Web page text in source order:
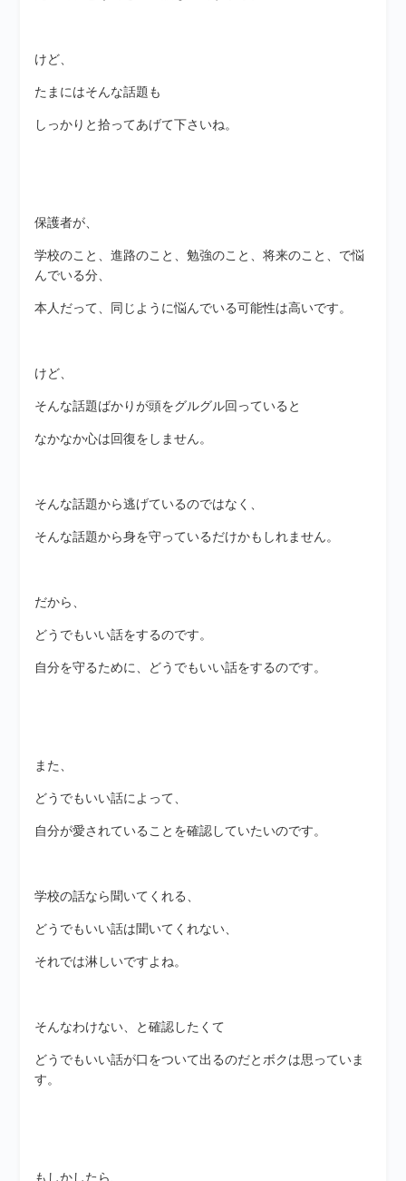
けど、
たまにはそんな話題も
しっかりと拾ってあげて下さいね。
保護者が、
学校のこと、進路のこと、勉強のこと、将来のこと、で悩
んでいる分、
本人だって、同じように悩んでいる可能性は高いです。
けど、
そんな話題ばかりが頭をグルグル回っていると
なかなか心は回復をしません。
そんな話題から逃げているのではなく、
そんな話題から身を守っているだけかもしれません。
だから、
どうでもいい話をするのです。
自分を守るために、どうでもいい話をするのです。
また、
どうでもいい話によって、
自分が愛されていることを確認していたいのです。
学校の話なら聞いてくれる、
どうでもいい話は聞いてくれない、
それでは淋しいですよね。
そんなわけない、と確認したくて
どうでもいい話が口をついて出るのだとボクは思っていま
す。
もしかしたら、